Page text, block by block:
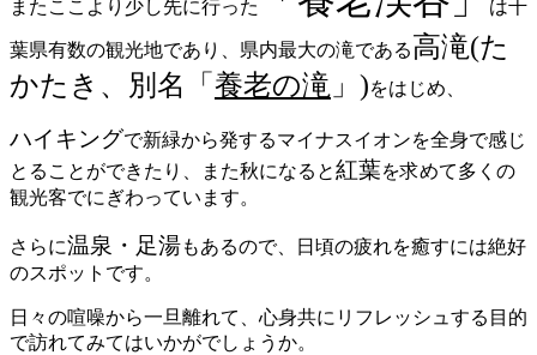
またここより少し先に行った は千
葉県有数の観光地であり、県内最大の滝である高滝(た
かたき、別名「 養老の滝 」)をはじめ、
ハイキングで新緑から発するマイナスイオンを全身で感じ
とることができたり、また秋になると紅葉を求めて多くの
観光客でにぎわっています。
さらに温泉・足湯もあるので、日頃の疲れを癒すには絶好
のスポットです。
日々の喧噪から一旦離れて、心身共にリフレッシュする目的
で訪れてみてはいかがでしょうか。